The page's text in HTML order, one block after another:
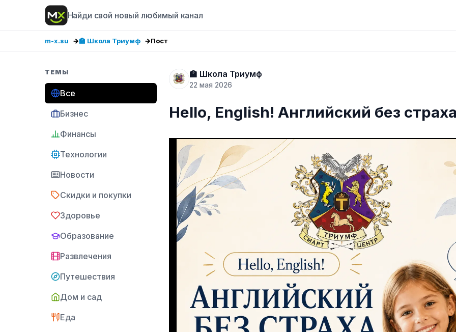
Найди свой новый любимый канал
m-x.su 🏫 Школа Триумф Пост
ТЕМЫ
Все
Бизнес
Финансы
Технологии
Новости
Скидки и покупки
Здоровье
Образование
Развлечения
Путешествия
Дом и сад
Еда
🏫 Школа Триумф
22 мая 2026
Hello, English! Английский без